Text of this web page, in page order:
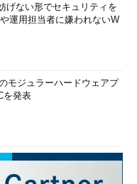
げない形でセキュリティを
運用担当者に嫌われないW
モジュラーハードウェアプ
を発表